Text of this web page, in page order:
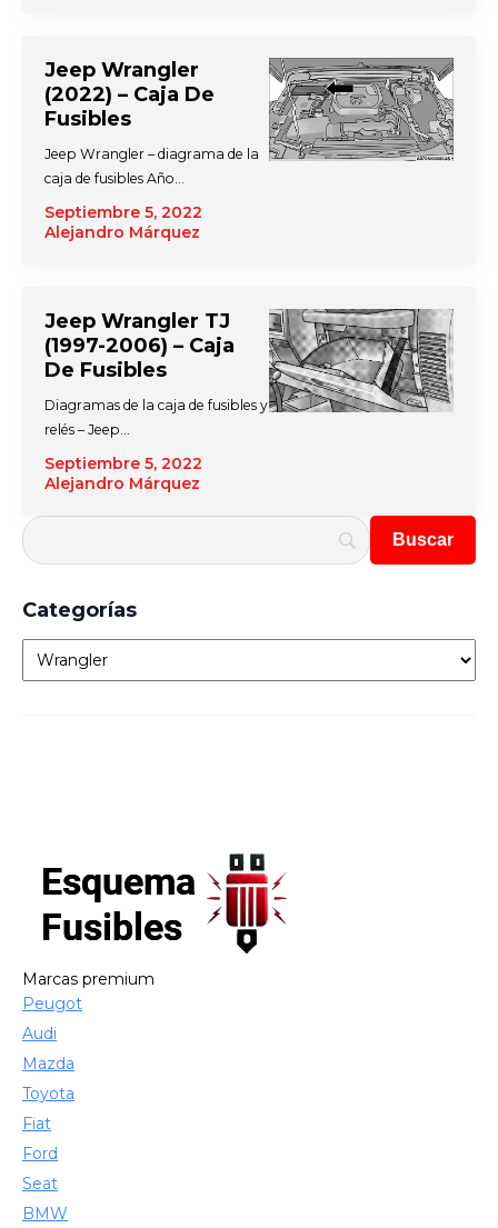
Jeep Wrangler
(2022) – Caja De
Fusibles
Septiembre 5, 2022
Alejandro Márquez
Jeep Wrangler – diagrama de la
caja de fusibles Año…
Jeep Wrangler TJ
(1997-2006) – Caja
De Fusibles
Septiembre 5, 2022
Alejandro Márquez
Diagramas de la caja de fusibles y
relés – Jeep…
Categorías
Categorías
Marcas premium
Peugot
Audi
Mazda
Toyota
Fiat
Ford
Seat
BMW